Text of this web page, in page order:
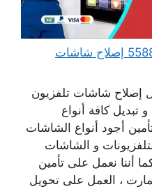
فني تصليح تلفزيونات 55880595 إصلاح شاشات
إصلاح شاشات تلفزيون
تبديل كافة أنواع
أجود أنواع الشاشات
و الشاشات
أننا نعمل على تأمين
، العمل على تحويل